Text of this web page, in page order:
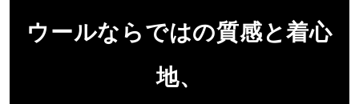
ドライクリーニング禁止
ウールならではの質感と着心
地、